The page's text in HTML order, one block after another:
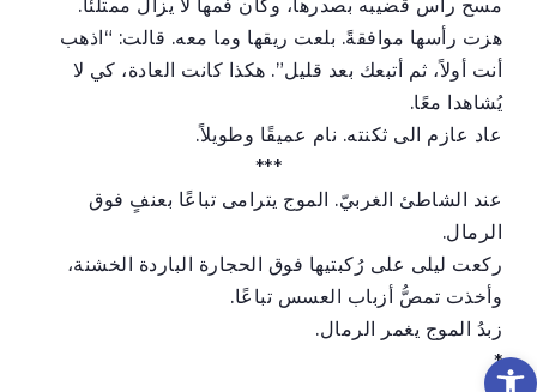
مسح رأس قضيبه بصدرها، وكان فمها لا يزال ممتلئًا.
هزت رأسها موافقةً. بلعت ريقها وما معه. قالت: “اذهب
أنت أولاً، ثم أتبعك بعد قليل”. هكذا كانت العادة، كي لا
يُشاهدا معًا.
عاد عازم الى ثكنته. نام عميقًا وطويلاً.
***
عند الشاطئ الغربيّ. الموج يترامى تباعًا بعنفٍ فوق
الرمال.
ركعت ليلى على رُكبتيها فوق الحجارة الباردة الخشنة،
وأخذت تمصُّ أزباب العسس تباعًا.
زبدُ الموج يغمر الرمال.
*